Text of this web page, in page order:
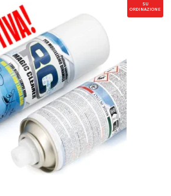
SU
ORDINAZIONE